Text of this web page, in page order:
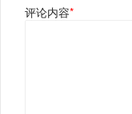
评论内容*